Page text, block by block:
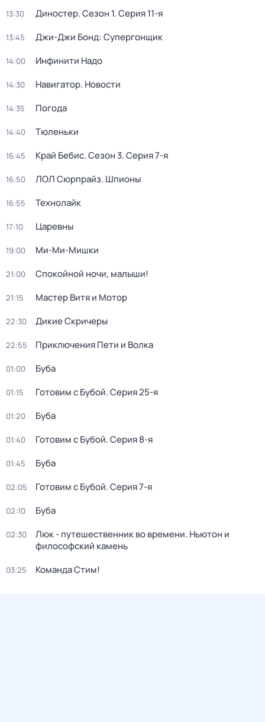
13:30 Диностер. Сезон 1. Серия 11-я
13:45 Джи-Джи Бонд: Супергонщик
14:00 Инфинити Надо
14:30 Навигатор. Новости
14:35 Погода
14:40 Тюленьки
16:45 Край Бебис. Сезон 3. Серия 7-я
16:50 ЛОЛ Сюрпрайз. Шпионы
16:55 Технолайк
17:10 Царевны
19:00 Ми-Ми-Мишки
21:00 Спокойной ночи, малыши!
21:15 Мастер Витя и Мотор
22:30 Дикие Скричеры
22:55 Приключения Пети и Волка
01:00 Буба
01:15 Готовим с Бубой. Серия 25-я
01:20 Буба
01:40 Готовим с Бубой. Серия 8-я
01:45 Буба
02:05 Готовим с Бубой. Серия 7-я
02:10 Буба
02:30
Люк - путешественник во времени. Ньютон и
философский камень
03:25 Команда Стим!